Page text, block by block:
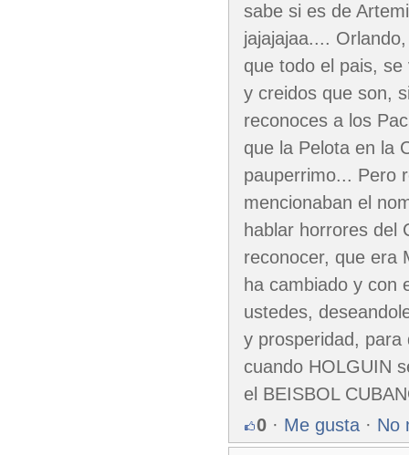
sabe si es de
jajajajaa....
que todo el pais,
y creidos que son,
reconoces a los
que la Pelota en la
pauperrimo... Pero
mencionaban el
hablar horrores del
reconocer, que era
ha cambiado y con
ustedes,
y prosperidad, para
cuando HOLGUIN
el BEISBOL
0 · Me gusta · No